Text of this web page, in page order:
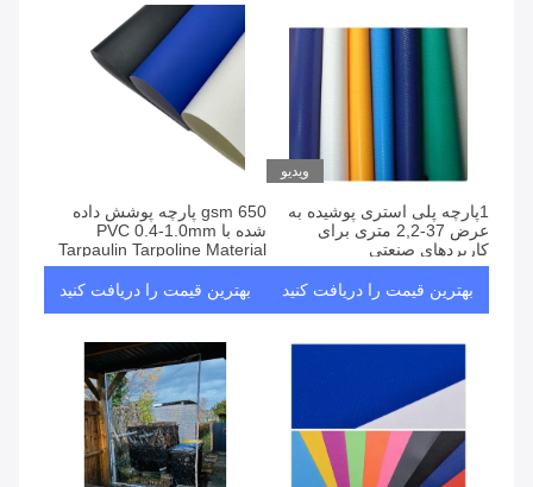
ویدیو
1پارچه پلی استری پوشیده به
عرض 37-2,2 متری برای
کاربردهای صنعتی
بهترین قیمت را دریافت کنید
650 gsm پارچه پوشش داده
شده با PVC 0.4-1.0mm
Tarpaulin Tarpoline Material
Roll Per Meter برای کیسه ها
بهترین قیمت را دریافت کنید